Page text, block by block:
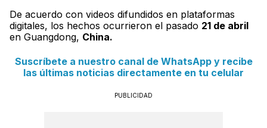
De acuerdo con videos difundidos en plataformas
digitales, los hechos ocurrieron el pasado 21 de abril
en Guangdong, China.
Suscríbete a nuestro canal de WhatsApp y recibe
las últimas noticias directamente en tu celular
PUBLICIDAD